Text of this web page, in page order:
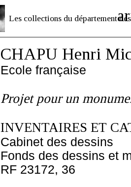
Les collections du département des
CHAPU Henri
Ecole française
Projet pour un
INVENTAIRES ET
Cabinet des dessins
Fonds des dessins et
RF 23172, 36